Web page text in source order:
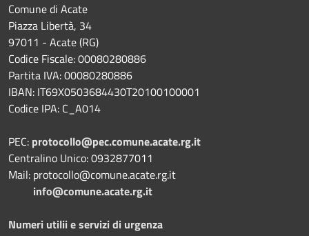
Comune di Acate
Piazza Libertà, 34
97011 - Acate (RG)
Codice Fiscale: 00080280886
Partita IVA: 00080280886
IBAN: IT69X0503684430T20100100001
Codice IPA: C_A014
PEC: protocollo@pec.comune.acate.rg.it
Centralino Unico: 0932877011
Mail: protocollo@comune.acate.rg.it
info@comune.acate.rg.it
Numeri utilii e servizi di urgenza